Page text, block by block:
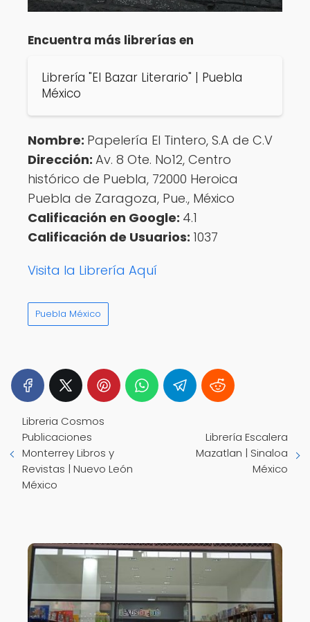
Encuentra más librerías en
Librería "El Bazar Literario" | Puebla
México
Nombre: Papelería El Tintero, S.A de C.V
Dirección: Av. 8 Ote. No12, Centro
histórico de Puebla, 72000 Heroica
Puebla de Zaragoza, Pue., México
Calificación en Google: 4.1
Calificación de Usuarios: 1037
Visita la Librería Aquí
Puebla México
Libreria Cosmos
Publicaciones
Monterrey Libros y
Revistas | Nuevo León
México
Librería Escalera
Mazatlan | Sinaloa
México